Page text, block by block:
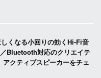
くなる小回りの効くHi-Fi音
Bluetooth対応のクリエイテ
アクティブスピーカーをチェ